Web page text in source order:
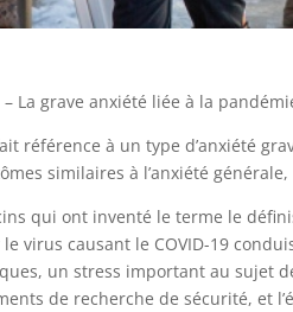
– La grave anxiété liée à la
référence à un type d’anxiété
similaires à l’anxiété
qui ont inventé le terme le
virus causant le COVID-19
un stress important au sujet
de recherche de sécurité, et